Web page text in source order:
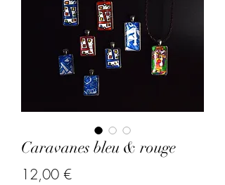
Caravanes bleu & rouge
12,00 €Prix